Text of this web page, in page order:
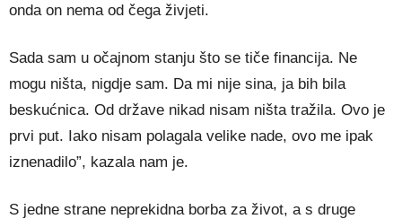
onda on nema od čega živjeti.
Sada sam u očajnom stanju što se tiče financija. Ne
mogu ništa, nigdje sam. Da mi nije sina, ja bih bila
beskućnica. Od države nikad nisam ništa tražila. Ovo je
prvi put. Iako nisam polagala velike nade, ovo me ipak
iznenadilo”, kazala nam je.
S jedne strane neprekidna borba za život, a s druge